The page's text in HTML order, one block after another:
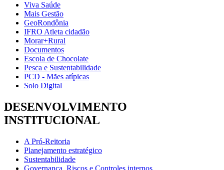
Viva Saúde
Mais Gestão
GeoRondônia
IFRO Atleta cidadão
Morar+Rural
Documentos
Escola de Chocolate
Pesca e Sustentabilidade
PCD - Mães atípicas
Solo Digital
DESENVOLVIMENTO
INSTITUCIONAL
A Pró-Reitoria
Planejamento estratégico
Sustentabilidade
Governança, Riscos e Controles internos